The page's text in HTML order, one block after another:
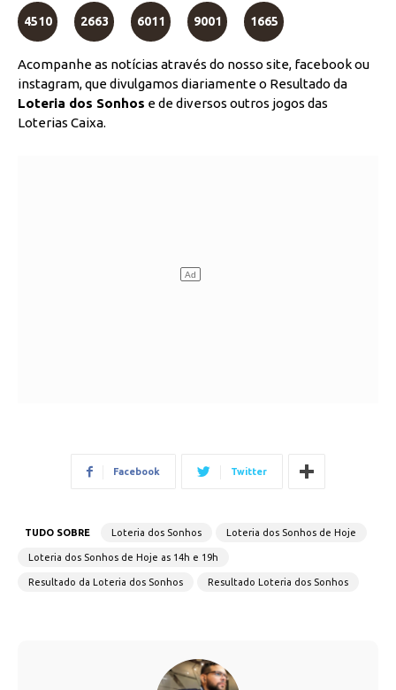
4510 2663 6011 9001 1665
Acompanhe as notícias através do nosso site, facebook ou
instagram, que divulgamos diariamente o Resultado da
Loteria dos Sonhos e de diversos outros jogos das
Loterias Caixa.
Facebook Twitter
TUDO SOBRE Loteria dos Sonhos Loteria dos Sonhos de Hoje
Loteria dos Sonhos de Hoje as 14h e 19h
Resultado da Loteria dos Sonhos Resultado Loteria dos Sonhos